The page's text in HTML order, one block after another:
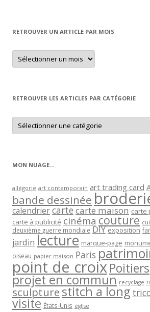
RETROUVER UN ARTICLE PAR MOIS
Retrouver
un
article
RETROUVER LES ARTICLES PAR CATÉGORIE
Retrouver
les
articles
MON NUAGE…
allégorie art contemporain art trading card
bande dessinée
calendriercartecarte maison carte
carte à publicité cinéma couture
deuxième guerre mondiale DIY exposition
jardin lecture marque-page
oiseau papier maison Paris
point de croixPoitiers
projet en commun recyclage
sculpturestitch a long
visite États-Unis église